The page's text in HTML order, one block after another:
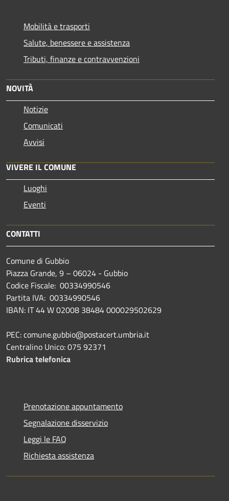
Mobilità e trasporti
Salute, benessere e assistenza
Tributi, finanze e contravvenzioni
NOVITÀ
Notizie
Comunicati
Avvisi
VIVERE IL COMUNE
Luoghi
Eventi
CONTATTI
Comune di Gubbio
Piazza Grande, 9 – 06024 - Gubbio
Codice Fiscale: 00334990546
Partita IVA: 00334990546
IBAN: IT 44 W 02008 38484 000029502629
PEC: comune.gubbio@postacert.umbria.it
Centralino Unico: 075 92371
Rubrica telefonica
Prenotazione appuntamento
Segnalazione disservizio
Leggi le FAQ
Richiesta assistenza